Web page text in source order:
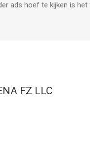
ads hoef te kijken is
FZ LLC